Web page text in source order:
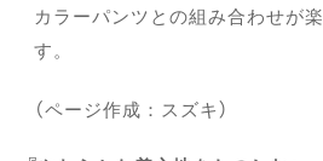
カラーパンツとの組み合わせが
す。
（ページ作成：スズキ）